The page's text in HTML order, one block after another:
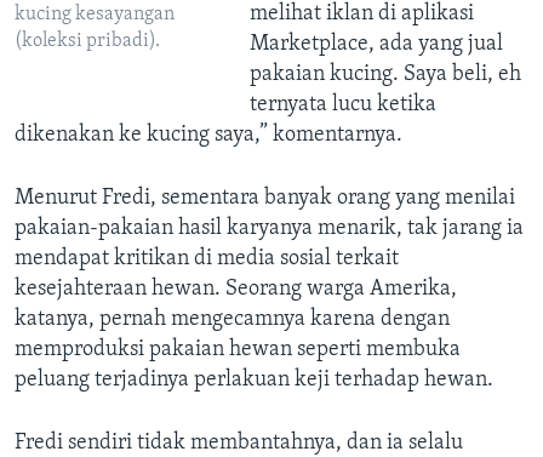
kucing kesayangan
(koleksi pribadi).
melihat iklan di aplikasi
Marketplace, ada yang jual
pakaian kucing. Saya beli, eh
ternyata lucu ketika
dikenakan ke kucing saya,” komentarnya.
Menurut Fredi, sementara banyak orang yang menilai
pakaian-pakaian hasil karyanya menarik, tak jarang ia
mendapat kritikan di media sosial terkait
kesejahteraan hewan. Seorang warga Amerika,
katanya, pernah mengecamnya karena dengan
memproduksi pakaian hewan seperti membuka
peluang terjadinya perlakuan keji terhadap hewan.
Fredi sendiri tidak membantahnya, dan ia selalu